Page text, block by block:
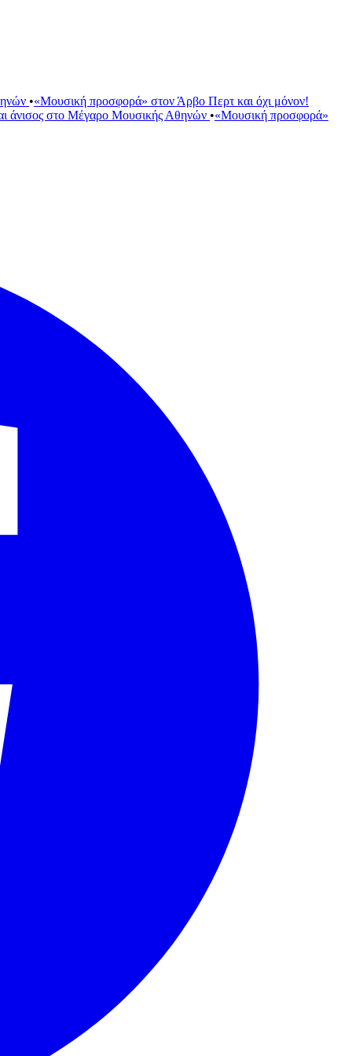
•«Μουσική προσφορά» στον Άρβο Περτ και όχι μόνον!
άνισος στο Μέγαρο Μουσικής Αθηνών •«Μουσική προσφορά»